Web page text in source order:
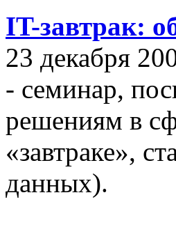
IT-завтрак:
23 декабря
- семинар,
решениям в
«завтраке»,
данных).